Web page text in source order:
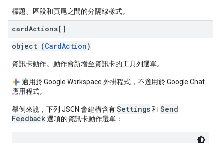
標題、區段和頁尾之間的分隔線樣式。
cardActions[]
object (CardAction)
資訊卡動作。動作會新增至資訊卡的工具列選單。
適用於 Google Workspace 外掛程式，不適用於 Google Chat
應用程式。
舉例來說，下列 JSON 會建構含有Settings和 Send
Feedback選項的資訊卡動作選單：